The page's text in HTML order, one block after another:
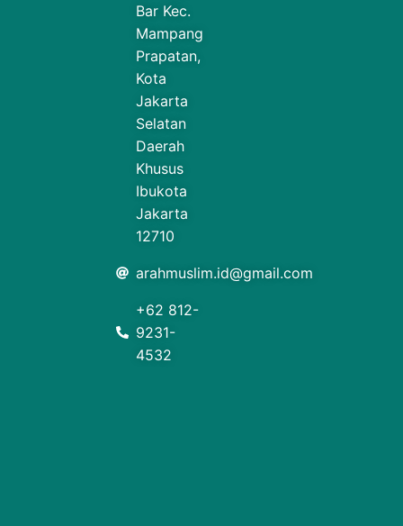
Bar Kec.
Mampang
Prapatan,
Kota
Jakarta
Selatan
Daerah
Khusus
Ibukota
Jakarta
12710
arahmuslim.id@gmail.com
+62 812-
9231-
4532